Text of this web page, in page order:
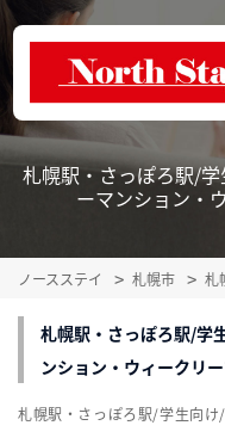
札幌駅・さっぽろ駅/
ーマンション・
ノースステイ 札幌市 札
札幌駅・さっぽろ駅/学
ンション・ウィークリ